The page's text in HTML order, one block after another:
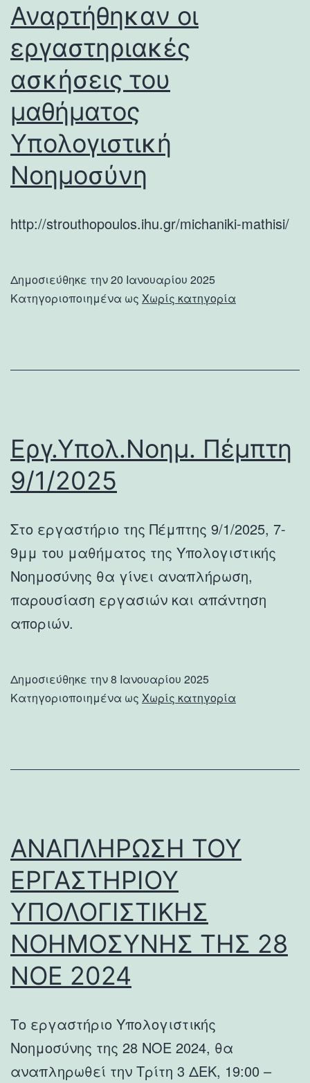
Αναρτήθηκαν οι
εργαστηριακές
ασκήσεις του
μαθήματος
Υπολογιστική
Νοημοσύνη
http://strouthopoulos.ihu.gr/michaniki-mathisi/
Δημοσιεύθηκε την20 Ιανουαρίου 2025
Κατηγοριοποιημένα ως Χωρίς κατηγορία
Εργ.Υπολ.Νοημ. Πέμπτη
9/1/2025
Στο εργαστήριο της Πέμπτης 9/1/2025, 7-
9μμ του μαθήματος της Υπολογιστικής
Νοημοσύνης θα γίνει αναπλήρωση,
παρουσίαση εργασιών και απάντηση
αποριών.
Δημοσιεύθηκε την8 Ιανουαρίου 2025
Κατηγοριοποιημένα ως Χωρίς κατηγορία
ΑΝΑΠΛΗΡΩΣΗ ΤΟΥ
ΕΡΓΑΣΤΗΡΙΟΥ
ΥΠΟΛΟΓΙΣΤΙΚΗΣ
ΝΟΗΜΟΣΥΝΗΣ ΤΗΣ 28
ΝΟΕ 2024
Το εργαστήριο Υπολογιστικής
Νοημοσύνης της 28 ΝΟΕ 2024, θα
αναπληρωθεί την Τρίτη 3 ΔΕΚ, 19:00 –